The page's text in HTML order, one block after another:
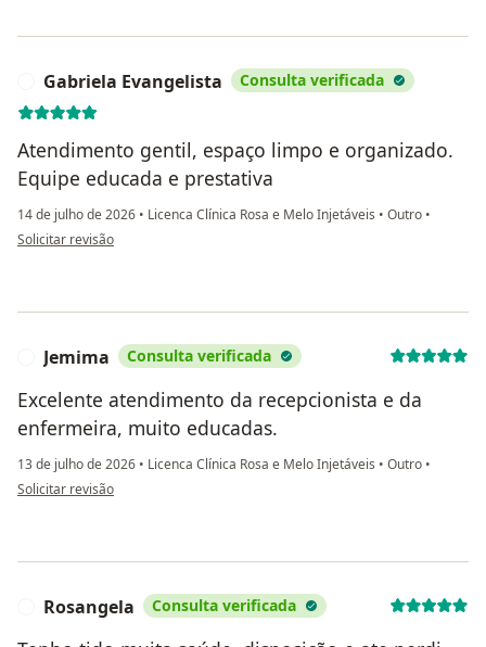
Gabriela Evangelista Consulta verificada
Atendimento gentil, espaço limpo e organizado.
Equipe educada e prestativa
14 de julho de 2026 • Licenca Clínica Rosa e Melo Injetáveis • Outro •
na opinião do utilizador Gabriela Evangelista
Solicitar revisão
Jemima Consulta verificada
Excelente atendimento da recepcionista e da
enfermeira, muito educadas.
13 de julho de 2026 • Licenca Clínica Rosa e Melo Injetáveis • Outro •
na opinião do utilizador Jemima
Solicitar revisão
Rosangela Consulta verificada